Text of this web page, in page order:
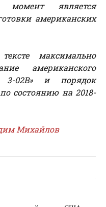
является
американских
максимально
американского
3-02B» и порядок
состоянию на 2018-
Михайлов